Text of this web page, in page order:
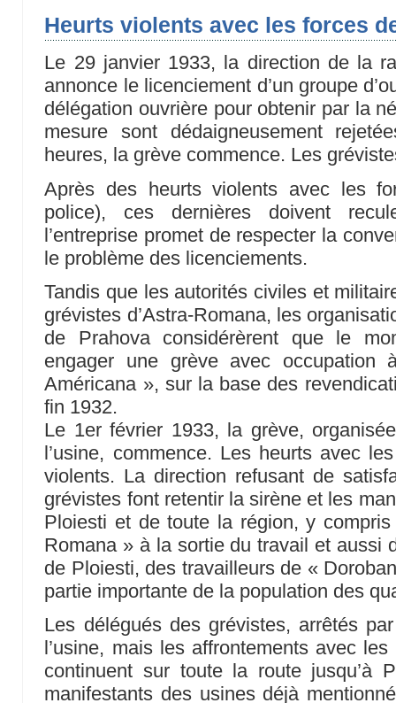
Heurts violents avec les forces
Le 29 janvier 1933, la direction de la
annonce le licenciement d’un groupe
délégation ouvrière pour obtenir par la
mesure sont dédaigneusement
heures, la grève commence. Les
Après des heurts violents avec les
police), ces dernières doivent
l’entreprise promet de respecter la
le problème des licenciements.
Tandis que les autorités civiles et
grévistes d’Astra-Romana, les
de Prahova considérèrent que le
engager une grève avec occupation
Américana », sur la base des
fin 1932.
Le 1er février 1933, la grève,
l’usine, commence. Les heurts avec
violents. La direction refusant de
grévistes font retentir la sirène et les
Ploiesti et de toute la région, y
Romana » à la sortie du travail et aussi
de Ploiesti, des travailleurs de «
partie importante de la population des
Les délégués des grévistes, arrêtés
l’usine, mais les affrontements avec
continuent sur toute la route jusqu’à
manifestants des usines déjà